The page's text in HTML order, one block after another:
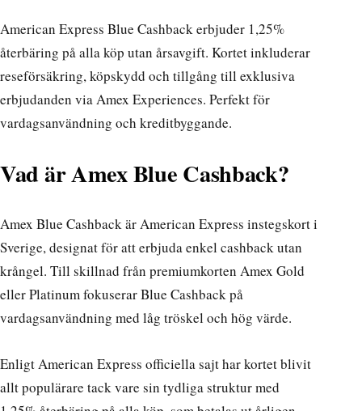
American Express Blue Cashback erbjuder 1,25%
återbäring på alla köp utan årsavgift. Kortet inkluderar
reseförsäkring, köpskydd och tillgång till exklusiva
erbjudanden via Amex Experiences. Perfekt för
vardagsanvändning och kreditbyggande.
Vad är Amex Blue Cashback?
Amex Blue Cashback är American Express instegskort i
Sverige, designat för att erbjuda enkel cashback utan
krångel. Till skillnad från premiumkorten Amex Gold
eller Platinum fokuserar Blue Cashback på
vardagsanvändning med låg tröskel och hög värde.
EnligtAmerican Express officiella sajthar kortet blivit
allt populärare tack vare sin tydliga struktur med